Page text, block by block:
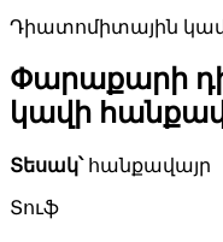
Դիատոմիտային
Փարաքարի
կավի
Տեսակ՝հանքավայր
Տուֆ